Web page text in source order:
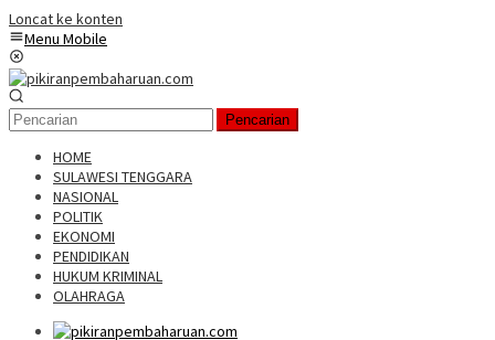
Loncat ke konten
Menu Mobile
Pencarian
HOME
SULAWESI TENGGARA
NASIONAL
POLITIK
EKONOMI
PENDIDIKAN
HUKUM KRIMINAL
OLAHRAGA